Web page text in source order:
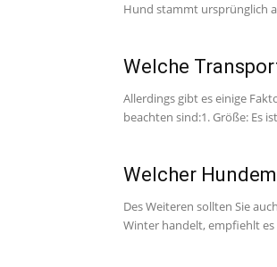
Hund stammt ursprünglich
Welche
Allerdings gibt es einige
beachten sind:1. Größe: Es
Welcher
Des Weiteren sollten Sie
Winter handelt, empfiehlt es